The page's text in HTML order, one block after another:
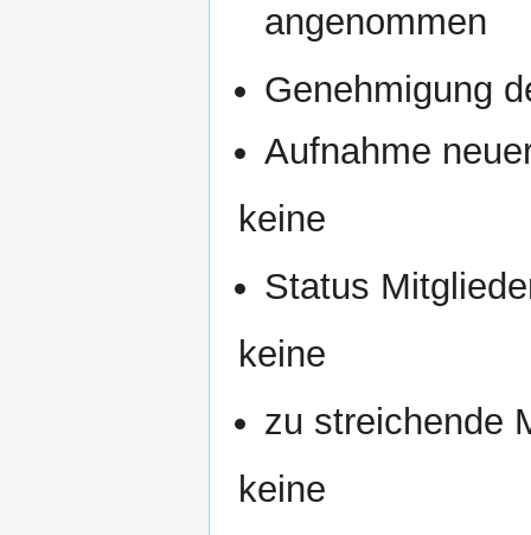
angenommen
Genehmigung
Aufnahme
keine
Status
keine
zu streichende
keine